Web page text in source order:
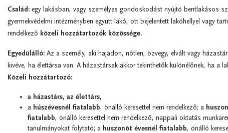
Család: egy lakásban, vagy személyes gondoskodást nyújtó bentlakásos
gyermekvédelmi intézményben együtt lakó, ott bejelentett lakóhellyel vagy
rendelkező közeli hozzátartozók közössége.
Egyedülálló: Az a személy, aki hajadon, nőtlen, özvegy, elvált vagy
kivéve, ha élettársa van. A házastársak akkor tekinthetők különélőnek, ha a
Közeli hozzátartozó:
a házastárs, az élettárs,
a húszévesnél fiatalabb, önálló keresettel nem rendelkező; a
fiatalabb, önálló keresettel nem rendelkező, nappali oktatás
tanulmányokat folytató; a huszonöt évesnél fiatalabb, önálló